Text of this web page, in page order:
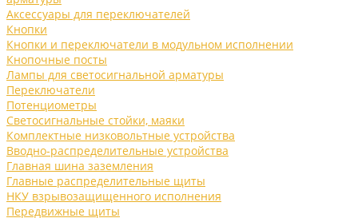
Аксессуары для переключателей
Кнопки
Кнопки и переключатели в модульном исполнении
Кнопочные посты
Лампы для светосигнальной арматуры
Переключатели
Потенциометры
Светосигнальные стойки, маяки
Комплектные низковольтные устройства
Вводно-распределительные устройства
Главная шина заземления
Главные распределительные щиты
НКУ взрывозащищенного исполнения
Передвижные щиты